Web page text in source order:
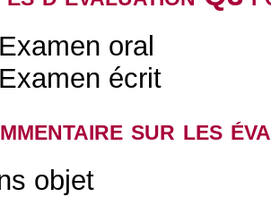
Examen oral
Examen écrit
sur les
objet